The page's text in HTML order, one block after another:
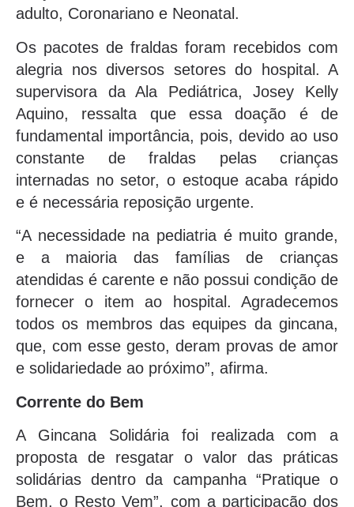
adulto, Coronariano e Neonatal.
Os pacotes de fraldas foram recebidos com
alegria nos diversos setores do hospital. A
supervisora da Ala Pediátrica, Josey Kelly
Aquino, ressalta que essa doação é de
fundamental importância, pois, devido ao uso
constante de fraldas pelas crianças
internadas no setor, o estoque acaba rápido
e é necessária reposição urgente.
“A necessidade na pediatria é muito grande,
e a maioria das famílias de crianças
atendidas é carente e não possui condição de
fornecer o item ao hospital. Agradecemos
todos os membros das equipes da gincana,
que, com esse gesto, deram provas de amor
e solidariedade ao próximo”, afirma.
Corrente do Bem
A Gincana Solidária foi realizada com a
proposta de resgatar o valor das práticas
solidárias dentro da campanha “Pratique o
Bem, o Resto Vem”, com a participação dos